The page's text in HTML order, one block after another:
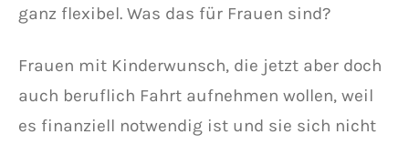
ganz flexibel. Was das für Frauen sind?
Frauen mit Kinderwunsch, die jetzt aber doch
auch beruflich Fahrt aufnehmen wollen, weil
es finanziell notwendig ist und sie sich nicht